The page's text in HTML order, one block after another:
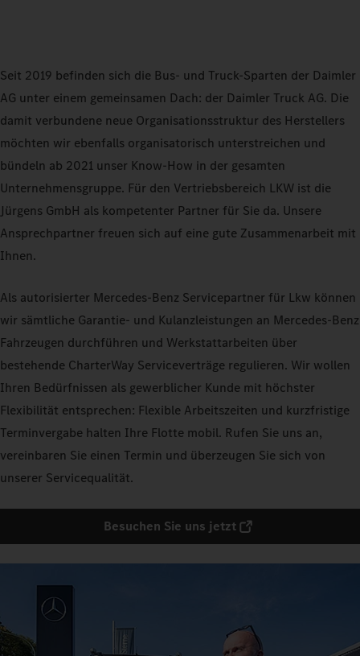
Seit 2019 befinden sich die Bus- und Truck-Sparten der Daimler
AG unter einem gemeinsamen Dach: der Daimler Truck AG. Die
damit verbundene neue Organisationsstruktur des Herstellers
möchten wir ebenfalls organisatorisch unterstreichen und
bündeln ab 2021 unser Know-How in der gesamten
Unternehmensgruppe. Für den Vertriebsbereich LKW ist die
Jürgens GmbH als kompetenter Partner für Sie da. Unsere
Ansprechpartner freuen sich auf eine gute Zusammenarbeit mit
Ihnen.
Als autorisierter Mercedes-Benz Servicepartner für Lkw können
wir sämtliche Garantie- und Kulanzleistungen an Mercedes‑Benz
Fahrzeugen durchführen und Werkstattarbeiten über
bestehende CharterWay Serviceverträge regulieren. Wir wollen
Ihren Bedürfnissen als gewerblicher Kunde mit höchster
Flexibilität entsprechen: Flexible Arbeitszeiten und kurzfristige
Terminvergabe halten Ihre Flotte mobil. Rufen Sie uns an,
vereinbaren Sie einen Termin und überzeugen Sie sich von
unserer Servicequalität.
Besuchen Sie uns jetzt